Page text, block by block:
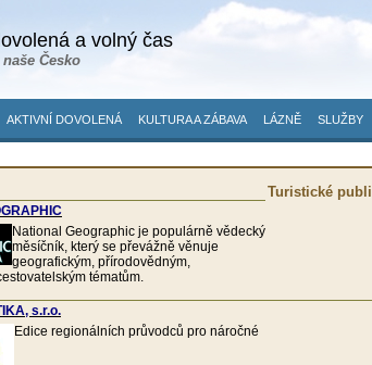
a volný čas
Česko
AKTIVNÍ DOVOLENÁ KULTURA A ZÁBAVA LÁZNĚ SLUŽBY
National Geographic je populárně vědecký
měsíčník, který se převážně věnuje
geografickým, přírodovědným,
tématům.
Turistické
s.r.o.
Edice regionálních průvodců pro náročné